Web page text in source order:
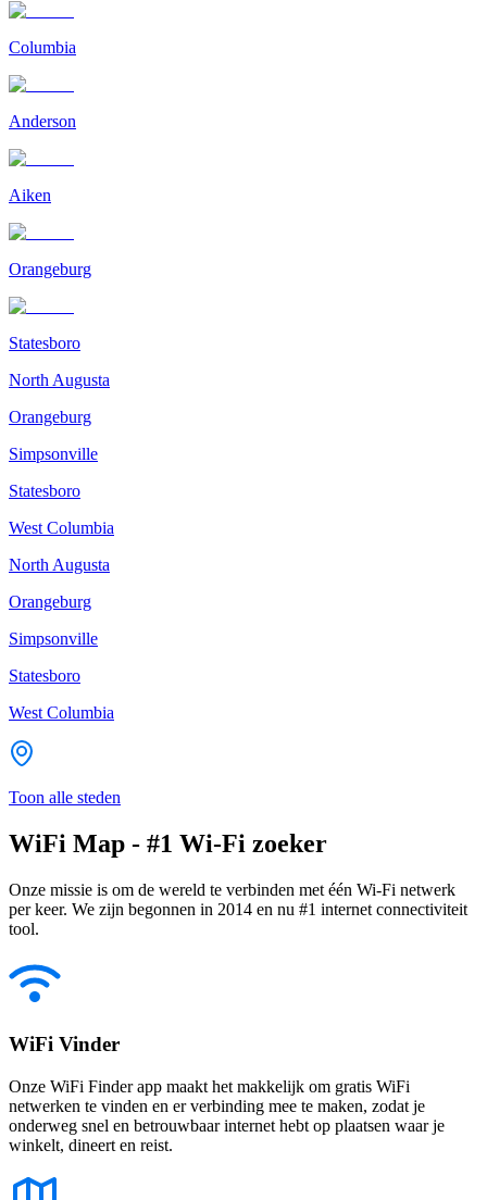
Columbia
Anderson
Aiken
Orangeburg
Statesboro
North Augusta
Orangeburg
Simpsonville
Statesboro
West Columbia
North Augusta
Orangeburg
Simpsonville
Statesboro
West Columbia
Toon alle steden
WiFi Map - #1 Wi-Fi zoeker
Onze missie is om de wereld te verbinden met één Wi-Fi netwerk
per keer. We zijn begonnen in 2014 en nu #1 internet connectiviteit
tool.
WiFi Vinder
Onze WiFi Finder app maakt het makkelijk om gratis WiFi
netwerken te vinden en er verbinding mee te maken, zodat je
onderweg snel en betrouwbaar internet hebt op plaatsen waar je
winkelt, dineert en reist.